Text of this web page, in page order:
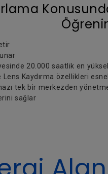
20.000 saatlik en
Lens Kaydırma özellikleri
tek bir merkezden
sağlar